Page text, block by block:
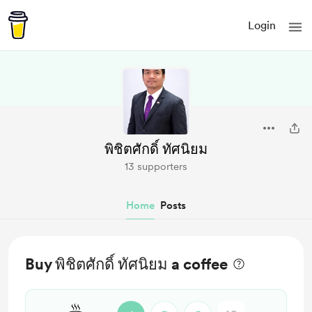
Login
พิชิตศักดิ์ ทัศนิยม
13 supporters
Home Posts
Buy พิชิตศักดิ์ ทัศนิยม a coffee